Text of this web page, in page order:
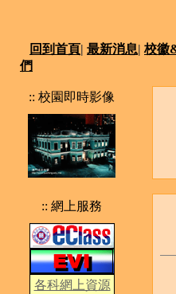
回到首頁| 最新消息| 校徽
們
:: 校園即時影像
:: 網上服務
各科網上資源